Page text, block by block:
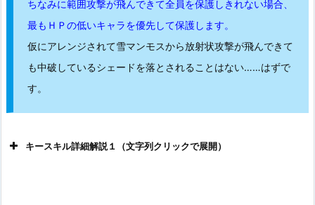
ちなみに範囲攻撃が飛んできて全員を保護しきれない場合、
最もＨＰの低いキャラを優先して保護します。
仮にアレンジされて雪マンモスから放射状攻撃が飛んできて
も中破しているシェードを落とされることはない……はずで
す。
キースキル詳細解説１（文字列クリックで展開）